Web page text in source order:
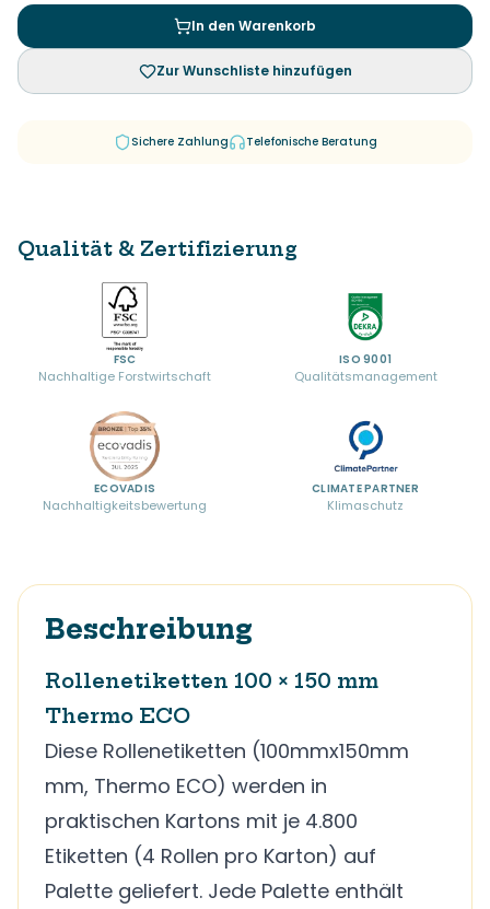
In den Warenkorb
Zur Wunschliste hinzufügen
Sichere Zahlung Telefonische Beratung
Qualität & Zertifizierung
FSC
Nachhaltige Forstwirtschaft
ISO 9001
Qualitätsmanagement
ECOVADIS
Nachhaltigkeitsbewertung
CLIMATE PARTNER
Klimaschutz
Beschreibung
Rollenetiketten 100 × 150 mm
Thermo ECO
Diese Rollenetiketten (100mmx150mm
mm, Thermo ECO) werden in
praktischen Kartons mit je 4.800
Etiketten (4 Rollen pro Karton) auf
Palette geliefert. Jede Palette enthält